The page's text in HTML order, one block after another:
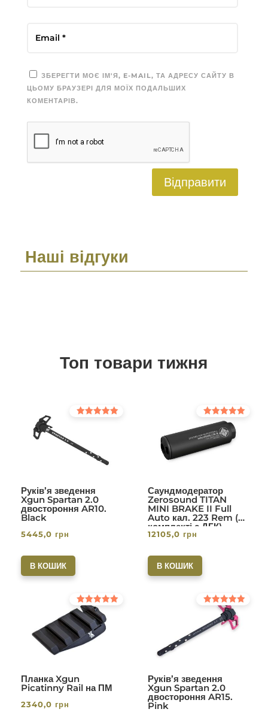
ЗБЕРЕГТИ МОЄ ІМ'Я, E-MAIL, ТА АДРЕСУ САЙТУ В
ЦЬОМУ БРАУЗЕРІ ДЛЯ МОЇХ ПОДАЛЬШИХ
КОМЕНТАРІВ.
Відправити
Наші відгуки
Топ товари тижня
Руків’я зведення
Xgun Spartan 2.0
двостороння AR10.
Black
5445,0 грн
В КОШИК
Саундмодератор
Zerosound TITAN
MINI BRAKE II Full
Auto кал. 223 Rem (в
комплекті с ДГК)
різьба 1/2-28. Вlack
Оцінено в
5.00
з 5
12105,0 грн
В КОШИК
Планка Xgun
Picatinny Rail на ПМ
Оцінено в
5.00
з 5
2340,0 грн
Руків’я зведення
Xgun Spartan 2.0
двостороння AR15.
Pink
Оцінено в
з 5